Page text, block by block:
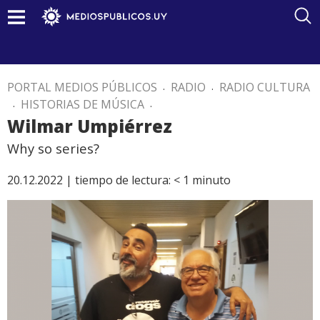
PORTAL MEDIOS PÚBLICOS . RADIO . RADIO CULTURA
. HISTORIAS DE MÚSICA .
Wilmar Umpiérrez
Why so series?
20.12.2022 | tiempo de lectura: < 1 minuto